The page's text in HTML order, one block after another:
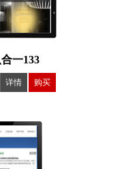
一133
详情 购买